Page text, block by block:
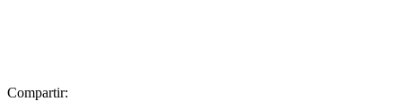
Compartir: